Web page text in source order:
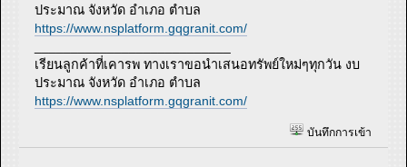
ประมาณ จังหวัด อำเภอ ตำบล
https://www.nsplatform.gqgranit.com/
เรียนลูกค้าที่เคารพ ทางเราขอนำเสนอทรัพย์ใหม่ๆทุกวัน งบ
ประมาณ จังหวัด อำเภอ ตำบล
https://www.nsplatform.gqgranit.com/
บันทึกการเข้า